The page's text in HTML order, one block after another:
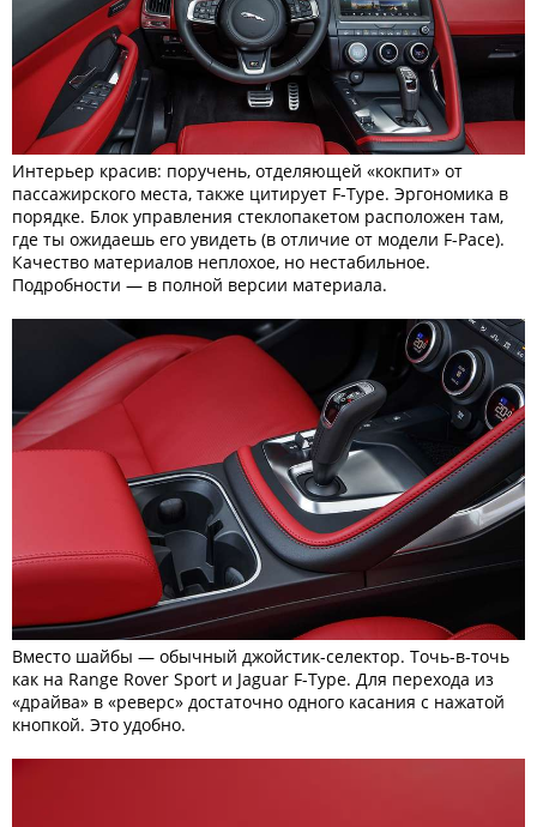
Интерьер красив: поручень, отделяющей «кокпит» от
пассажирского места, также цитирует F-Type. Эргономика в
порядке. Блок управления стеклопакетом расположен там,
где ты ожидаешь его увидеть (в отличие от модели F-Pace).
Качество материалов неплохое, но нестабильное.
Подробности — в полной версии материала.
Вместо шайбы — обычный джойстик-селектор. Точь-в-точь
как на Range Rover Sport и Jaguar F-Type. Для перехода из
«драйва» в «реверс» достаточно одного касания с нажатой
кнопкой. Это удобно.